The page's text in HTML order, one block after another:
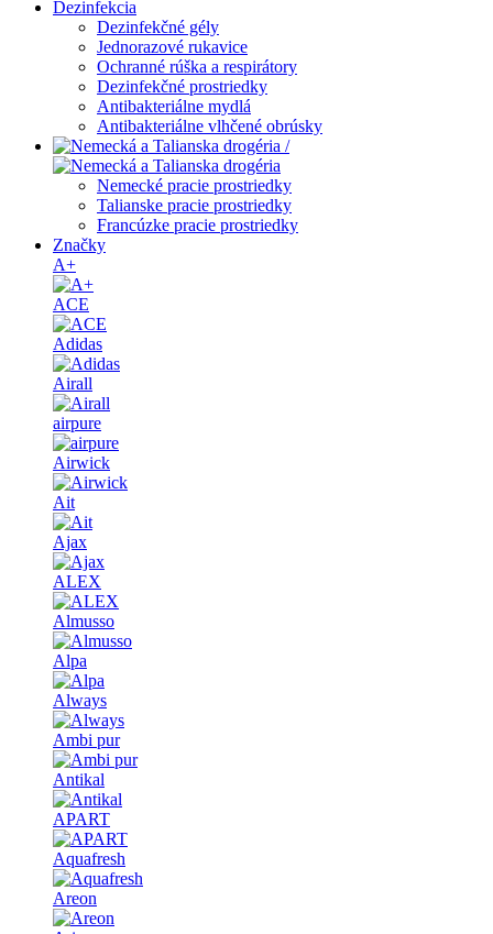
Dezinfekcia
Dezinfekčné gély
Jednorazové rukavice
Ochranné rúška a respirátory
Dezinfekčné prostriedky
Antibakteriálne mydlá
Antibakteriálne vlhčené obrúsky
/
Nemecké pracie prostriedky
Talianske pracie prostriedky
Francúzke pracie prostriedky
Značky
A+
ACE
Adidas
Airall
airpure
Airwick
Ait
Ajax
ALEX
Almusso
Alpa
Always
Ambi pur
Antikal
APART
Aquafresh
Areon